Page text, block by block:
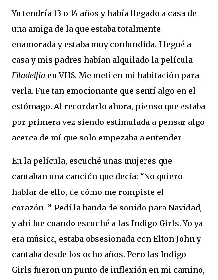
Yo tendría 13 o 14 años y había llegado a casa de
una amiga de la que estaba totalmente
enamorada y estaba muy confundida. Llegué a
casa y mis padres habían alquilado la película
Filadelfia en VHS. Me metí en mi habitación para
verla. Fue tan emocionante que sentí algo en el
estómago. Al recordarlo ahora, pienso que estaba
por primera vez siendo estimulada a pensar algo
acerca de mí que solo empezaba a entender.
En la película, escuché unas mujeres que
cantaban una canción que decía: “No quiero
hablar de ello, de cómo me rompiste el
corazón…”. Pedí la banda de sonido para Navidad,
y ahí fue cuando escuché a las Indigo Girls. Yo ya
era música, estaba obsesionada con Elton John y
cantaba desde los ocho años. Pero las Indigo
Girls fueron un punto de inflexión en mi camino,